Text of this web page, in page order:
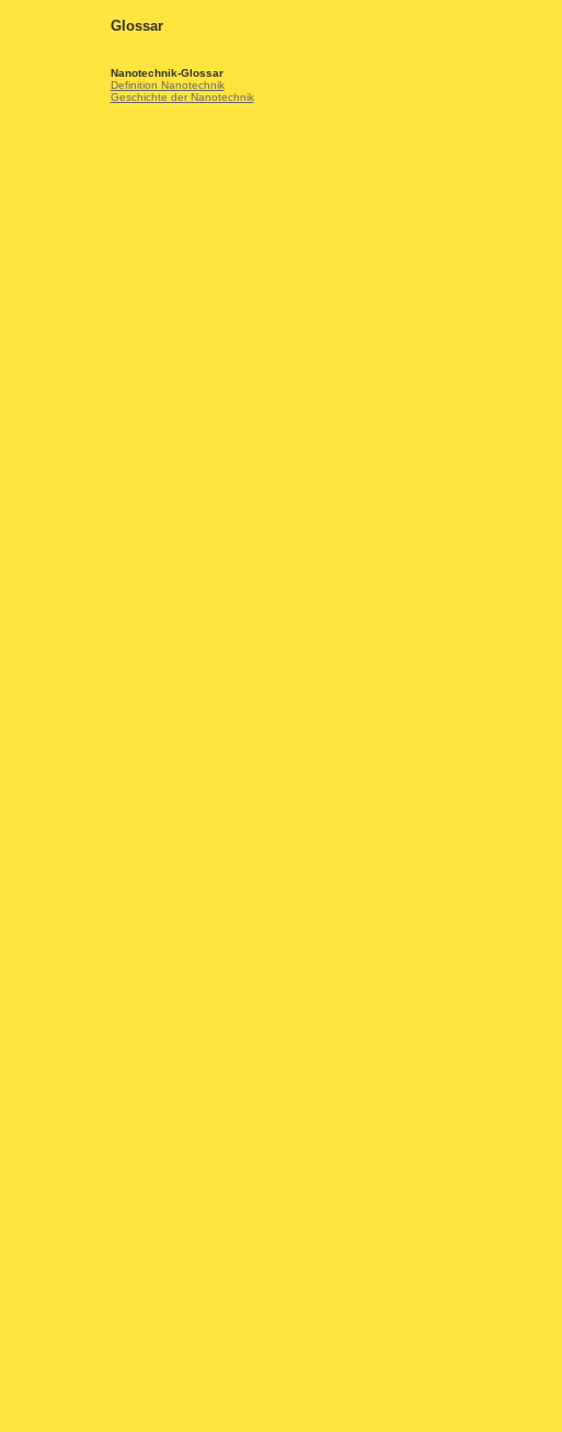
Glossar
Nanotechnik-Glossar
Definition Nanotechnik
Geschichte der Nanotechnik